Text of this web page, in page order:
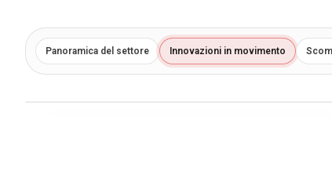
Язык
EN UA RU DE IT
Panoramica del settore Innovazioni in movimento